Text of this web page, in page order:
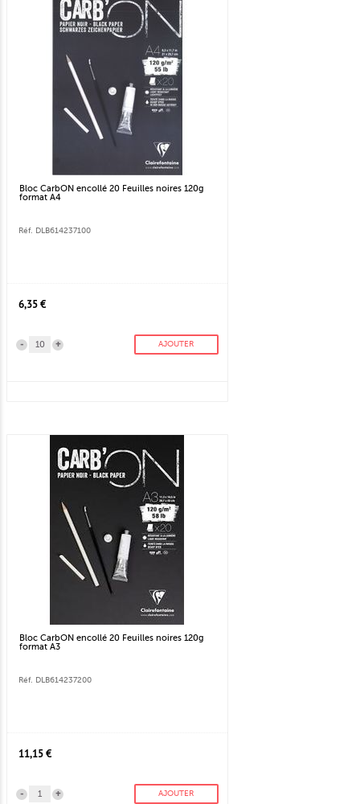
Bloc CarbON encollé 20 Feuilles noires 120g
format A4
Réf. DLB614237100
6,35 €
+
- AJOUTER
Bloc CarbON encollé 20 Feuilles noires 120g
format A3
Réf. DLB614237200
11,15 €
+
- AJOUTER